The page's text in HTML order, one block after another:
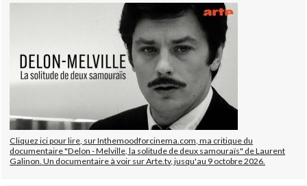
Cliquez ici pour lire, sur Inthemoodforcinema.com, ma critique du
documentaire "Delon - Melville, la solitude de deux samouraïs" de Laurent
Galinon. Un documentaire à voir sur Arte.tv, jusqu'au 9 octobre 2026.